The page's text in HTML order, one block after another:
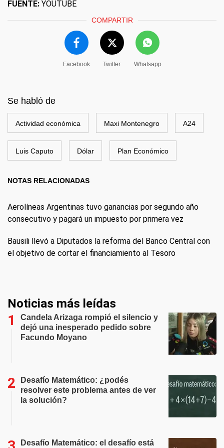
FUENTE: YOUTUBE
COMPARTIR
Facebook Twitter Whatsapp
Se habló de
Actividad económica Maxi Montenegro A24
Luis Caputo Dólar Plan Económico
NOTAS RELACIONADAS
Aerolíneas Argentinas tuvo ganancias por segundo año
consecutivo y pagará un impuesto por primera vez
Bausili llevó a Diputados la reforma del Banco Central con
el objetivo de cortar el financiamiento al Tesoro
Noticias más leídas
Candela Arizaga rompió el silencio y
dejó una inesperado pedido sobre
Facundo Moyano
Desafío Matemático: ¿podés
resolver este problema antes de ver
la solución?
Desafío Matemático: el desafío está